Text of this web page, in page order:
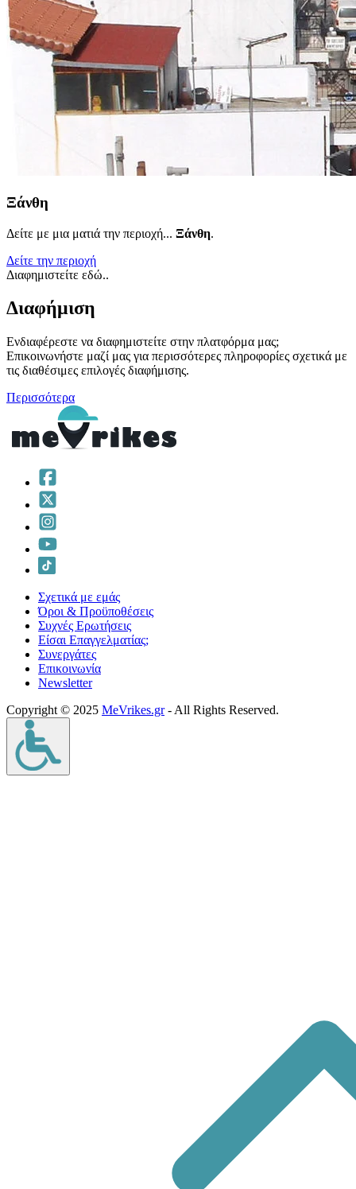
Ξάνθη
Δείτε με μια ματιά την περιοχή... Ξάνθη.
Δείτε την περιοχή
Διαφημιστείτε εδώ..
Διαφήμιση
Ενδιαφέρεστε να διαφημιστείτε στην πλατφόρμα μας;
Επικοινωνήστε μαζί μας για περισσότερες πληροφορίες σχετικά με
τις διαθέσιμες επιλογές διαφήμισης.
Περισσότερα
Σχετικά με εμάς
Όροι & Προϋποθέσεις
Συχνές Ερωτήσεις
Είσαι Επαγγελματίας;
Συνεργάτες
Επικοινωνία
Νewsletter
Copyright © 2025 MeVrikes.gr- All Rights Reserved.